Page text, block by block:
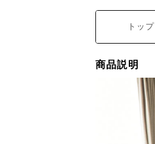
トップ
商品説明